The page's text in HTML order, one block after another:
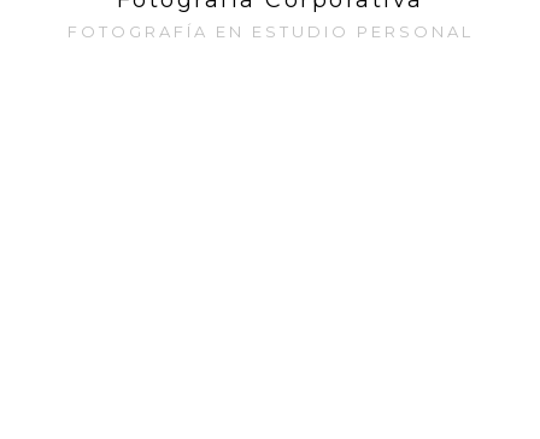
FOTOGRAFÍA EN ESTUDIO PERSONAL